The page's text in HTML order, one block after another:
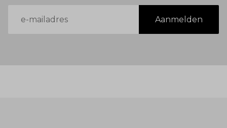
mailadres
Aanmelden